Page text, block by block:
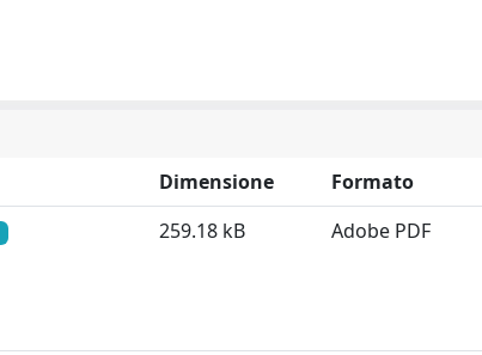
Dimensione
Formato
259.18 kB Adobe PDF